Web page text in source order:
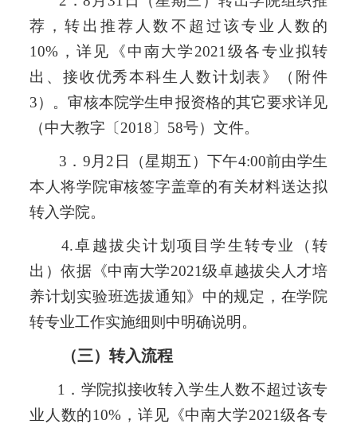
荐，转出推荐人数不超过该专业人数的
10%，详见《中南大学2021 级各专业拟转
出、接收优秀本科生人数计划表》（附件
3）。审核本院学生申报资格的其它要求详见
（中大教字〔2018〕58号）文件。
3．9月 2 日（星期五）下午4:00前由学生
本人将学院审核签字盖章的有关材料送达拟
转入学院。
4.卓越拔尖计划项目学生转专业（转
出）依据《中南大学2021级卓越拔尖人才培
养计划实验班选拔通知》中的规定，在学院
转专业工作实施细则中明确说明。
（三）转入流程
1．学院拟接收转入学生人数不超过该专
业人数的10%，详见《中南大学2021级各专